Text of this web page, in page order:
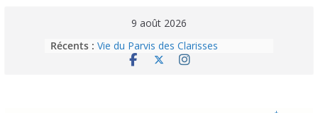
9 août 2026
Récents : Vie du Parvis des Clarisses
La brochure « Des vacances